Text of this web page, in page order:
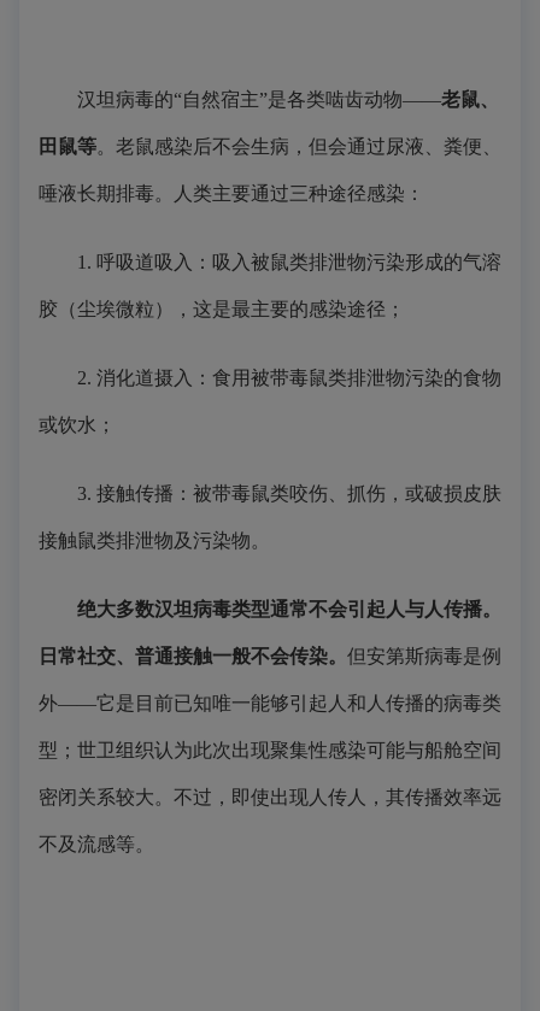
汉坦病毒的“自然宿主”是各类啮齿动物——老鼠、
田鼠等。老鼠感染后不会生病，但会通过尿液、粪便、
唾液长期排毒。人类主要通过三种途径感染：
1. 呼吸道吸入：吸入被鼠类排泄物污染形成的气溶
胶（尘埃微粒），这是最主要的感染途径；
2. 消化道摄入：食用被带毒鼠类排泄物污染的食物
或饮水；
3. 接触传播：被带毒鼠类咬伤、抓伤，或破损皮肤
接触鼠类排泄物及污染物。
绝大多数汉坦病毒类型通常不会引起人与人传播。
日常社交、普通接触一般不会传染。 但安第斯病毒是例
外——它是目前已知唯一能够引起人和人传播的病毒类
型；世卫组织认为此次出现聚集性感染可能与船舱空间
密闭关系较大。不过，即使出现人传人，其传播效率远
不及流感等。